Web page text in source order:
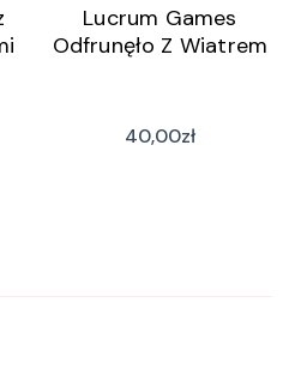
Lucrum Games
Odfrunęło Z Wiatrem
40,00zł